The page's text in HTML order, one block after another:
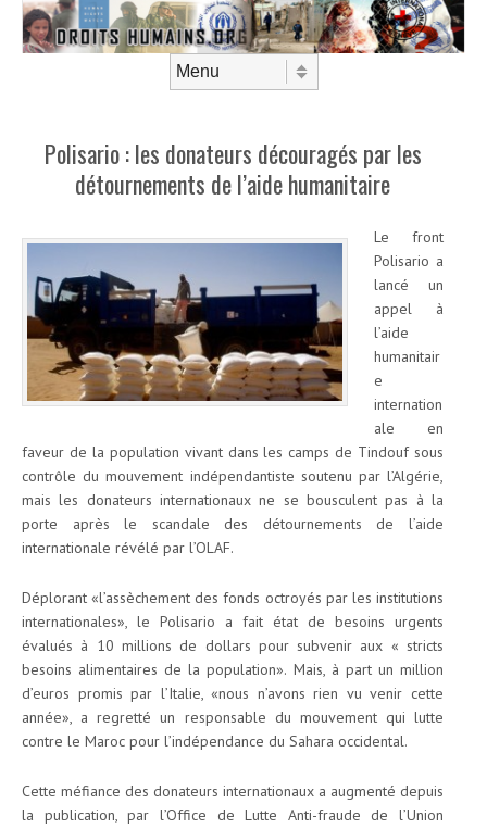
Polisario : les donateurs découragés par les
détournements de l’aide humanitaire
Le front
Polisario a
lancé un
appel à
l’aide
humanitair
e
internation
ale en
faveur de la population vivant dans les camps de Tindouf sous
contrôle du mouvement indépendantiste soutenu par l’Algérie,
mais les donateurs internationaux ne se bousculent pas à la
porte après le scandale des détournements de l’aide
internationale révélé par l’OLAF.
Déplorant «l’assèchement des fonds octroyés par les institutions
internationales», le Polisario a fait état de besoins urgents
évalués à 10 millions de dollars pour subvenir aux « stricts
besoins alimentaires de la population». Mais, à part un million
d’euros promis par l’Italie, «nous n’avons rien vu venir cette
année», a regretté un responsable du mouvement qui lutte
contre le Maroc pour l’indépendance du Sahara occidental.
Cette méfiance des donateurs internationaux a augmenté depuis
la publication, par l’Office de Lutte Anti-fraude de l’Union